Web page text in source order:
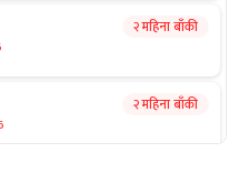
२ महिना बाँकी
२ महिना बाँकी